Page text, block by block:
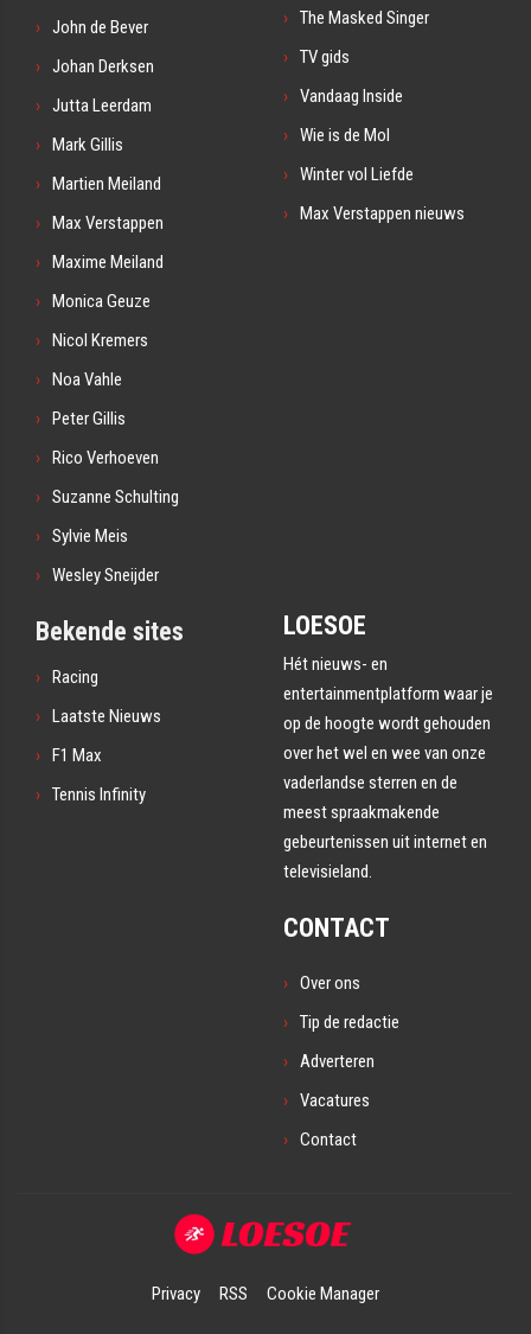
John de Bever
Johan Derksen
Jutta Leerdam
Mark Gillis
Martien Meiland
Max Verstappen
Maxime Meiland
Monica Geuze
Nicol Kremers
Noa Vahle
Peter Gillis
Rico Verhoeven
Suzanne Schulting
Sylvie Meis
Wesley Sneijder
The Masked Singer
TV gids
Vandaag Inside
Wie is de Mol
Winter vol Liefde
Max Verstappen nieuws
Bekende sites
Racing
Laatste Nieuws
F1 Max
Tennis Infinity
LOESOE
Hét nieuws- en
entertainmentplatform waar je
op de hoogte wordt gehouden
over het wel en wee van onze
vaderlandse sterren en de
meest spraakmakende
gebeurtenissen uit internet en
televisieland.
CONTACT
Over ons
Tip de redactie
Adverteren
Vacatures
Contact
Privacy RSS Cookie Manager